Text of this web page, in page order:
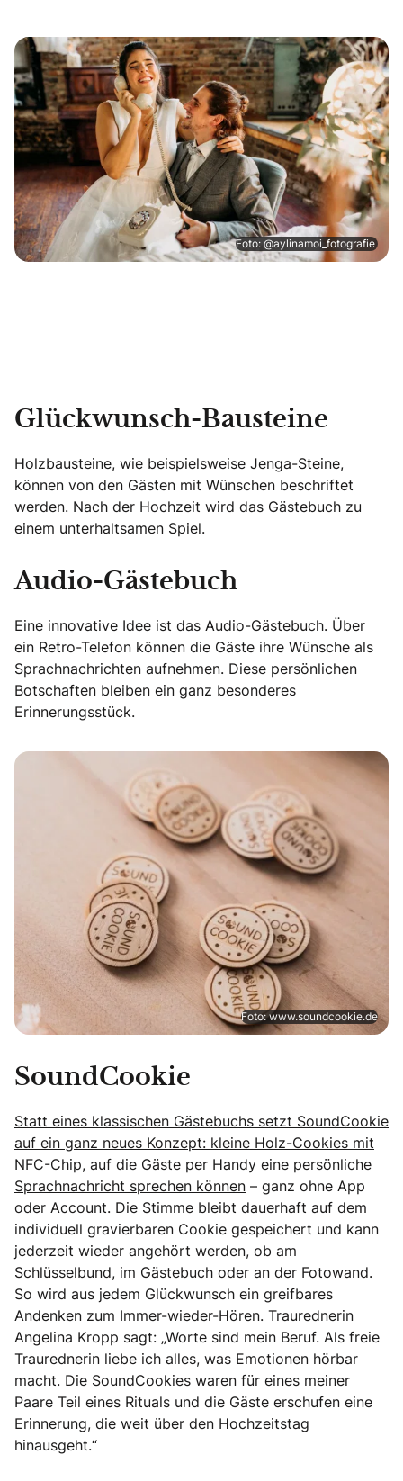
Foto: @aylinamoi_fotografie
Glückwunsch-Bausteine
Holzbausteine, wie beispielsweise Jenga-Steine,
können von den Gästen mit Wünschen beschriftet
werden. Nach der Hochzeit wird das Gästebuch zu
einem unterhaltsamen Spiel.
Audio-Gästebuch
Eine innovative Idee ist das Audio-Gästebuch. Über
ein Retro-Telefon können die Gäste ihre Wünsche als
Sprachnachrichten aufnehmen. Diese persönlichen
Botschaften bleiben ein ganz besonderes
Erinnerungsstück.
Foto: www.soundcookie.de
SoundCookie
Statt eines klassischen Gästebuchs setzt SoundCookie
auf ein ganz neues Konzept: kleine Holz-Cookies mit
NFC-Chip, auf die Gäste per Handy eine persönliche
Sprachnachricht sprechen können – ganz ohne App
oder Account. Die Stimme bleibt dauerhaft auf dem
individuell gravierbaren Cookie gespeichert und kann
jederzeit wieder angehört werden, ob am
Schlüsselbund, im Gästebuch oder an der Fotowand.
So wird aus jedem Glückwunsch ein greifbares
Andenken zum Immer-wieder-Hören. Traurednerin
Angelina Kropp sagt: „Worte sind mein Beruf. Als freie
Traurednerin liebe ich alles, was Emotionen hörbar
macht. Die SoundCookies waren für eines meiner
Paare Teil eines Rituals und die Gäste erschufen eine
Erinnerung, die weit über den Hochzeitstag
hinausgeht.“